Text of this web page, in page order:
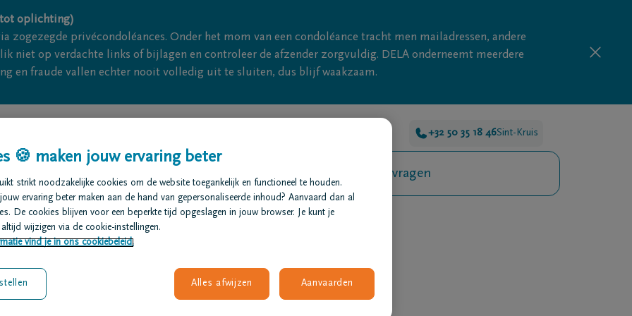
oplichting)
zogezegde privécondoléances. Onder het mom van een condoléance tracht men mailadressen, andere
niet op verdachte links of bijlagen en controleer de afzender zorgvuldig. DELA onderneemt meerdere
en fraude vallen echter nooit volledig uit te sluiten, dus blijf waakzaam.
+32 50 35 18 46Sint-Kruis
Veelgestelde vragen
laten doorgaan?
🍪 maken jouw ervaring beter
strikt noodzakelijke cookies om de website toegankelijk en functioneel te houden.
ervaring beter maken aan de hand van gepersonaliseerde inhoud? Aanvaard dan al
De cookies blijven voor een beperkte tijd opgeslagen in jouw browser. Je kunt je
wijzigen via de cookie-instellingen.
vind je in ons cookiebeleid.
Alles afwijzen Aanvaarden